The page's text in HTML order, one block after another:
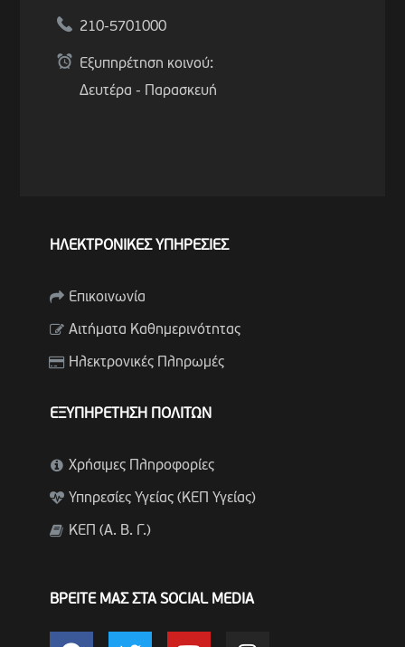
210-5701000
Εξυπηρέτηση κοινού:
Δευτέρα - Παρασκευή
ΗΛΕΚΤΡΟΝΙΚΕΣ ΥΠΗΡΕΣΙΕΣ
Επικοινωνία
Αιτήματα Καθημερινότητας
Ηλεκτρονικές Πληρωμές
ΕΞΥΠΗΡΕΤΗΣΗ ΠΟΛΙΤΩΝ
Χρήσιμες Πληροφορίες
Υπηρεσίες Υγείας (ΚΕΠ Υγείας)
ΚΕΠ (Α. Β. Γ.)
ΒΡΕΙΤΕ ΜΑΣ ΣΤΑ SOCIAL MEDIA